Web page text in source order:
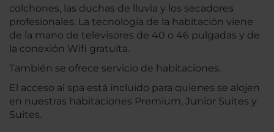
colchones, las duchas de lluvia y los secadores
profesionales. La tecnología de la habitación viene
de la mano de televisores de 40 o 46 pulgadas y de
la conexión Wifi gratuita.
También se ofrece servicio de habitaciones.
El acceso al spa está incluido para quienes se alojen
en nuestras habitaciones Premium, Junior Suites y
Suites.